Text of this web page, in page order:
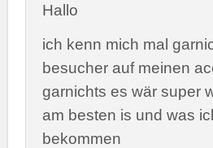
Hallo
ich kenn mich mal
besucher auf meinen
garnichts es wär super
am besten is und was
bekommen